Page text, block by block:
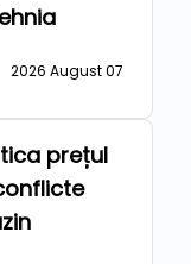
2026 August 07
prețul